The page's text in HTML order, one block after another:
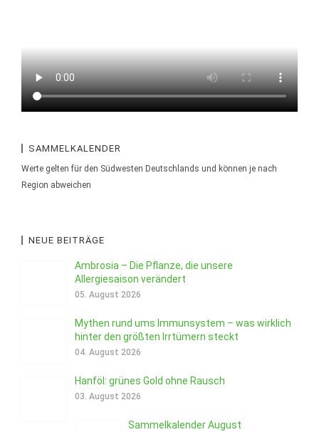
SAMMELKALENDER
Werte gelten für den Südwesten Deutschlands und können je nach
Region abweichen
NEUE BEITRÄGE
Ambrosia – Die Pflanze, die unsere
Allergiesaison verändert
05. August 2026
Mythen rund ums Immunsystem – was wirklich
hinter den größten Irrtümern steckt
04. August 2026
Hanföl: grünes Gold ohne Rausch
03. August 2026
Sammelkalender August